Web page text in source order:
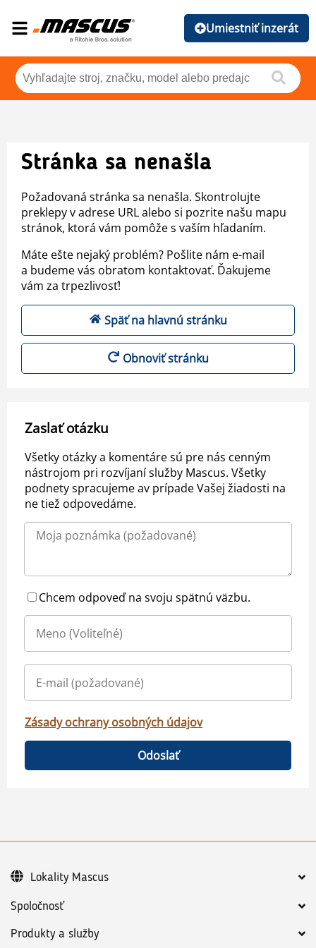
Umiestniť inzerát
Stránka sa nenašla
Požadovaná stránka sa nenašla. Skontrolujte
preklepy v adrese URL alebo si pozrite našu mapu
stránok, ktorá vám pomôže s vaším hľadaním.
Máte ešte nejaký problém? Pošlite nám e-mail
a budeme vás obratom kontaktovať. Ďakujeme
vám za trpezlivosť!
Späť na hlavnú stránku
Obnoviť stránku
Zaslať otázku
Všetky otázky a komentáre sú pre nás cenným
nástrojom pri rozvíjaní služby Mascus. Všetky
podnety spracujeme av prípade Vašej žiadosti na
ne tiež odpovedáme.
Chcem odpoveď na svoju spätnú väzbu.
Zásady ochrany osobných údajov
Odoslať
Spoločnosť
Produkty a služby
Lokality Mascus